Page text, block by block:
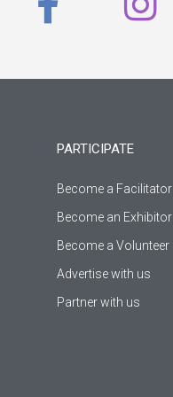
a
c
b
o
o
k
-
n
s
g
r
a
m
PARTICIPATE
Become a Facilitator
Βecome an Εxhibitor
Become a Volunteer
Advertise with us
Partner with us